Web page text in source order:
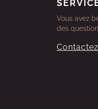
Vous avez
des